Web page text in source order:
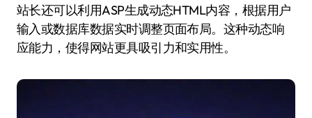
站长还可以利用ASP生成动态HTML内容，根据用户
输入或数据库数据实时调整页面布局。这种动态响
应能力，使得网站更具吸引力和实用性。